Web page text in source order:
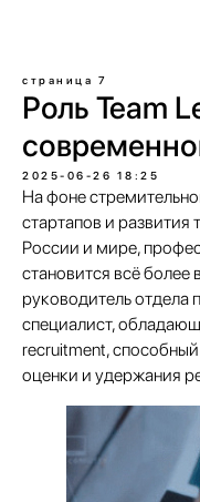
страница 7
Роль Team
2025-06-26 18:25
На фоне
стартапов и развития
России и мире,
становится всё более
руководитель
специалист,
recruitment,
оценки и удержания